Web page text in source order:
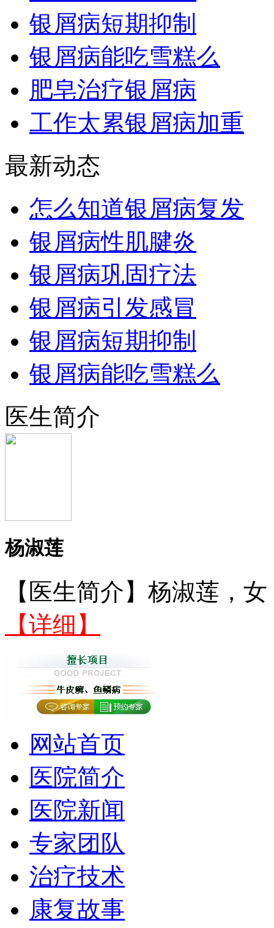
银屑病短期抑制
银屑病能吃雪糕么
肥皂治疗银屑病
工作太累银屑病加重
最新动态
怎么知道银屑病复发
银屑病性肌腱炎
银屑病巩固疗法
银屑病引发感冒
银屑病短期抑制
银屑病能吃雪糕么
医生简介
杨淑莲
【医生简介】杨淑莲，
【详细】
网站首页
医院简介
医院新闻
专家团队
治疗技术
康复故事